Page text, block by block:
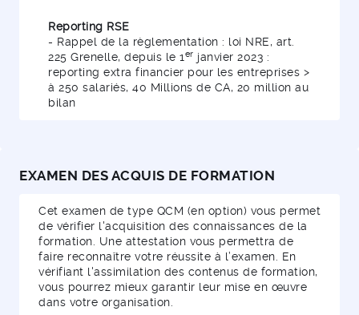
Reporting RSE
- Rappel de la règlementation : loi NRE, art.
225 Grenelle, depuis le 1 er janvier 2023 :
reporting extra financier pour les entreprises >
à 250 salariés, 40 Millions de CA, 20 million au
bilan
EXAMEN DES ACQUIS DE FORMATION
Cet examen de type QCM (en option) vous permet
de vérifier l'acquisition des connaissances de la
formation. Une attestation vous permettra de
faire reconnaître votre réussite à l’examen. En
vérifiant l'assimilation des contenus de formation,
vous pourrez mieux garantir leur mise en œuvre
dans votre organisation.